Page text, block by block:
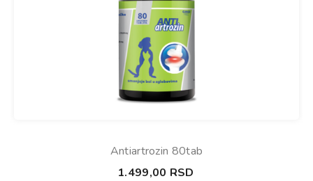
Antiartrozin 80tab
1.499,00 RSD